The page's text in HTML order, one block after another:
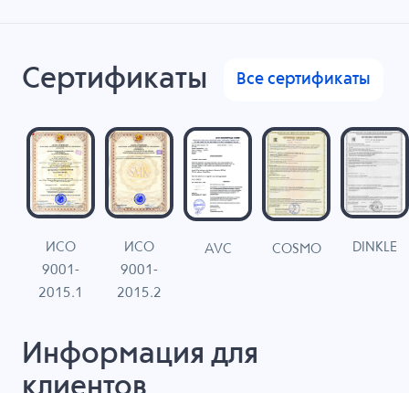
Сертификаты Все сертификаты
ИСО
9001-
2015.1
ИСО
9001-
2015.2
AVC COSMO DINKLE
Информация для